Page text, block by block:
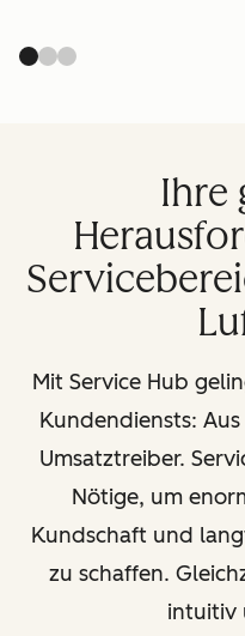
Ihre
Mit Service Hub
Kundendiensts:
Umsatztreiber.
Nötige, um
Kundschaft und
zu schaffen.
intuitiv